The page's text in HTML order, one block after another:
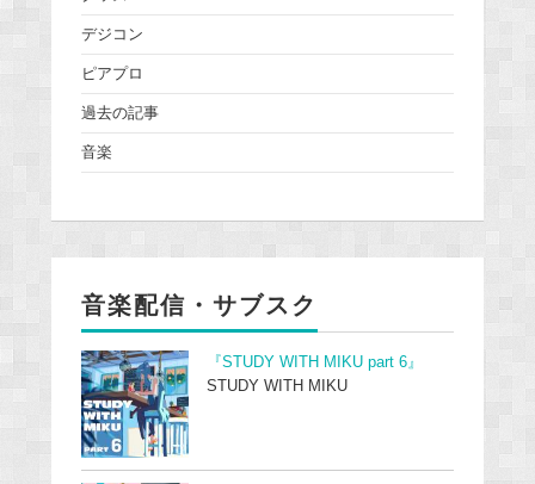
デジコン
ピアプロ
過去の記事
音楽
音楽配信・サブスク
『STUDY WITH MIKU part 6』
STUDY WITH MIKU